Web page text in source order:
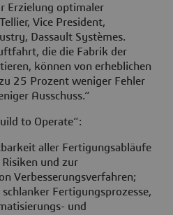
Erzielung optimaler
Vice President,
Dassault Systèmes.
die die Fabrik der
können von erheblichen
25 Prozent weniger Fehler
Ausschuss.“
to Operate“:
aller Fertigungsabläufe
und zur
Verbesserungsverfahren;
Fertigungsprozesse,
und